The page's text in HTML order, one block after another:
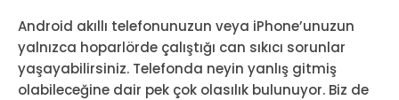
Android akıllı telefonunuzun veya iPhone’unuzun
yalnızca hoparlörde çalıştığı can sıkıcı sorunlar
yaşayabilirsiniz. Telefonda neyin yanlış gitmiş
olabileceğine dair pek çok olasılık bulunuyor. Biz de